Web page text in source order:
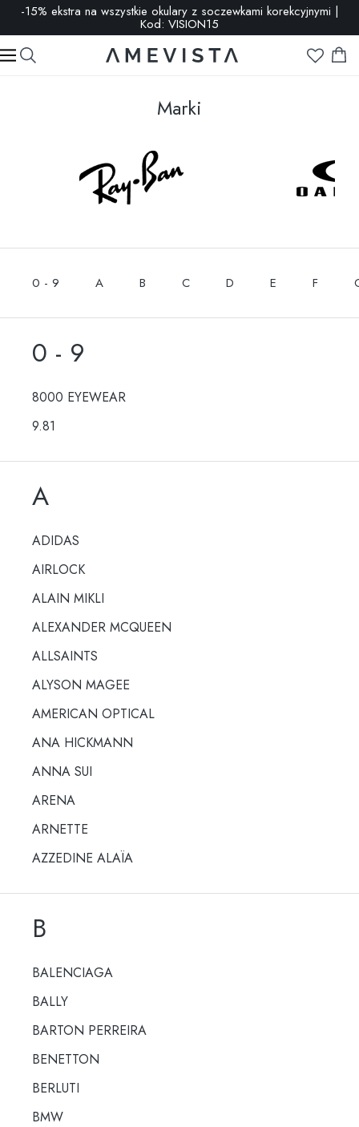
-15% ekstra na wszystkie okulary z soczewkami korekcyjnymi |
Kod: VISION15
Marki
0 - 9 A B C D E F
0 - 9
8000 EYEWEAR
9.81
A
ADIDAS
AIRLOCK
ALAIN MIKLI
ALEXANDER MCQUEEN
ALLSAINTS
ALYSON MAGEE
AMERICAN OPTICAL
ANA HICKMANN
ANNA SUI
ARENA
ARNETTE
AZZEDINE ALAÏA
B
BALENCIAGA
BALLY
BARTON PERREIRA
BENETTON
BERLUTI
BMW